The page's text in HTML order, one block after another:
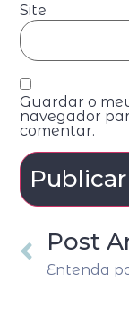
Site
Guardar o
navegador
comentar.